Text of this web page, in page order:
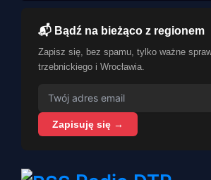
📬 Bądź na bieżąco z regionem
Zapisz się, bez spamu, tylko ważne
trzebnickiego i Wrocławia.
Zapisuję się →